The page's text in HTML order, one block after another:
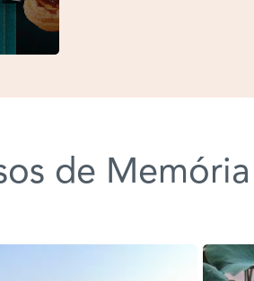
de Memória